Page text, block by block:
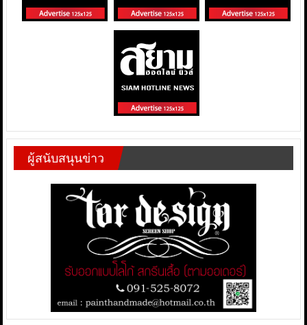
ผู้สนับสนุนข่าว